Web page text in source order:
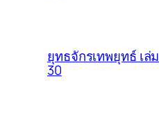
ยุทธจักรเทพยุทธ์ เล่ม
30